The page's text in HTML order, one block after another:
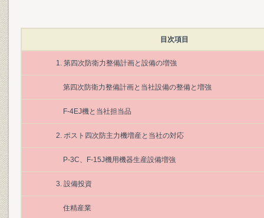
目次項目
1. 第四次防衛力整備計画と設備の増強
第四次防衛力整備計画と当社設備の整備と増強
F-4EJ機と当社担当品
2. ポスト四次防主力機増産と当社の対応
P-3C、F-15J機用機器生産設備増強
3. 設備投資
住精産業